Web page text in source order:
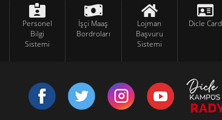
Personel
Bilgi
Sistemi
İşçi Maaş
Bordroları
Lojman
Başvuru
Sistemi
Dicle Card